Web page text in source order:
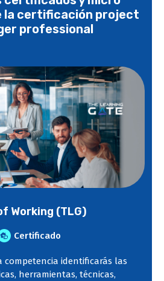
la certificación project
professional
Working (TLG)
Certificado
competencia identificarás las
herramientas, técnicas,